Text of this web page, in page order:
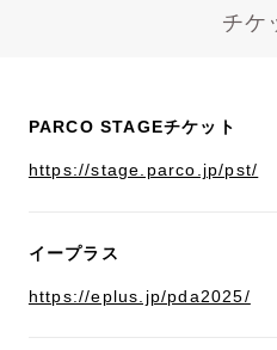
チケ
PARCO STAGEチケット
https://stage.parco.jp/pst/
イープラス
https://eplus.jp/pda2025/